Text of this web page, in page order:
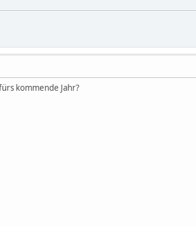
kommende Jahr?